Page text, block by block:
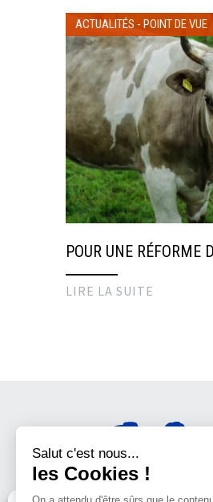
ACTUALITÉS - POINT DE VUE
POUR UNE RÉFORME
LIRE LA SUITE